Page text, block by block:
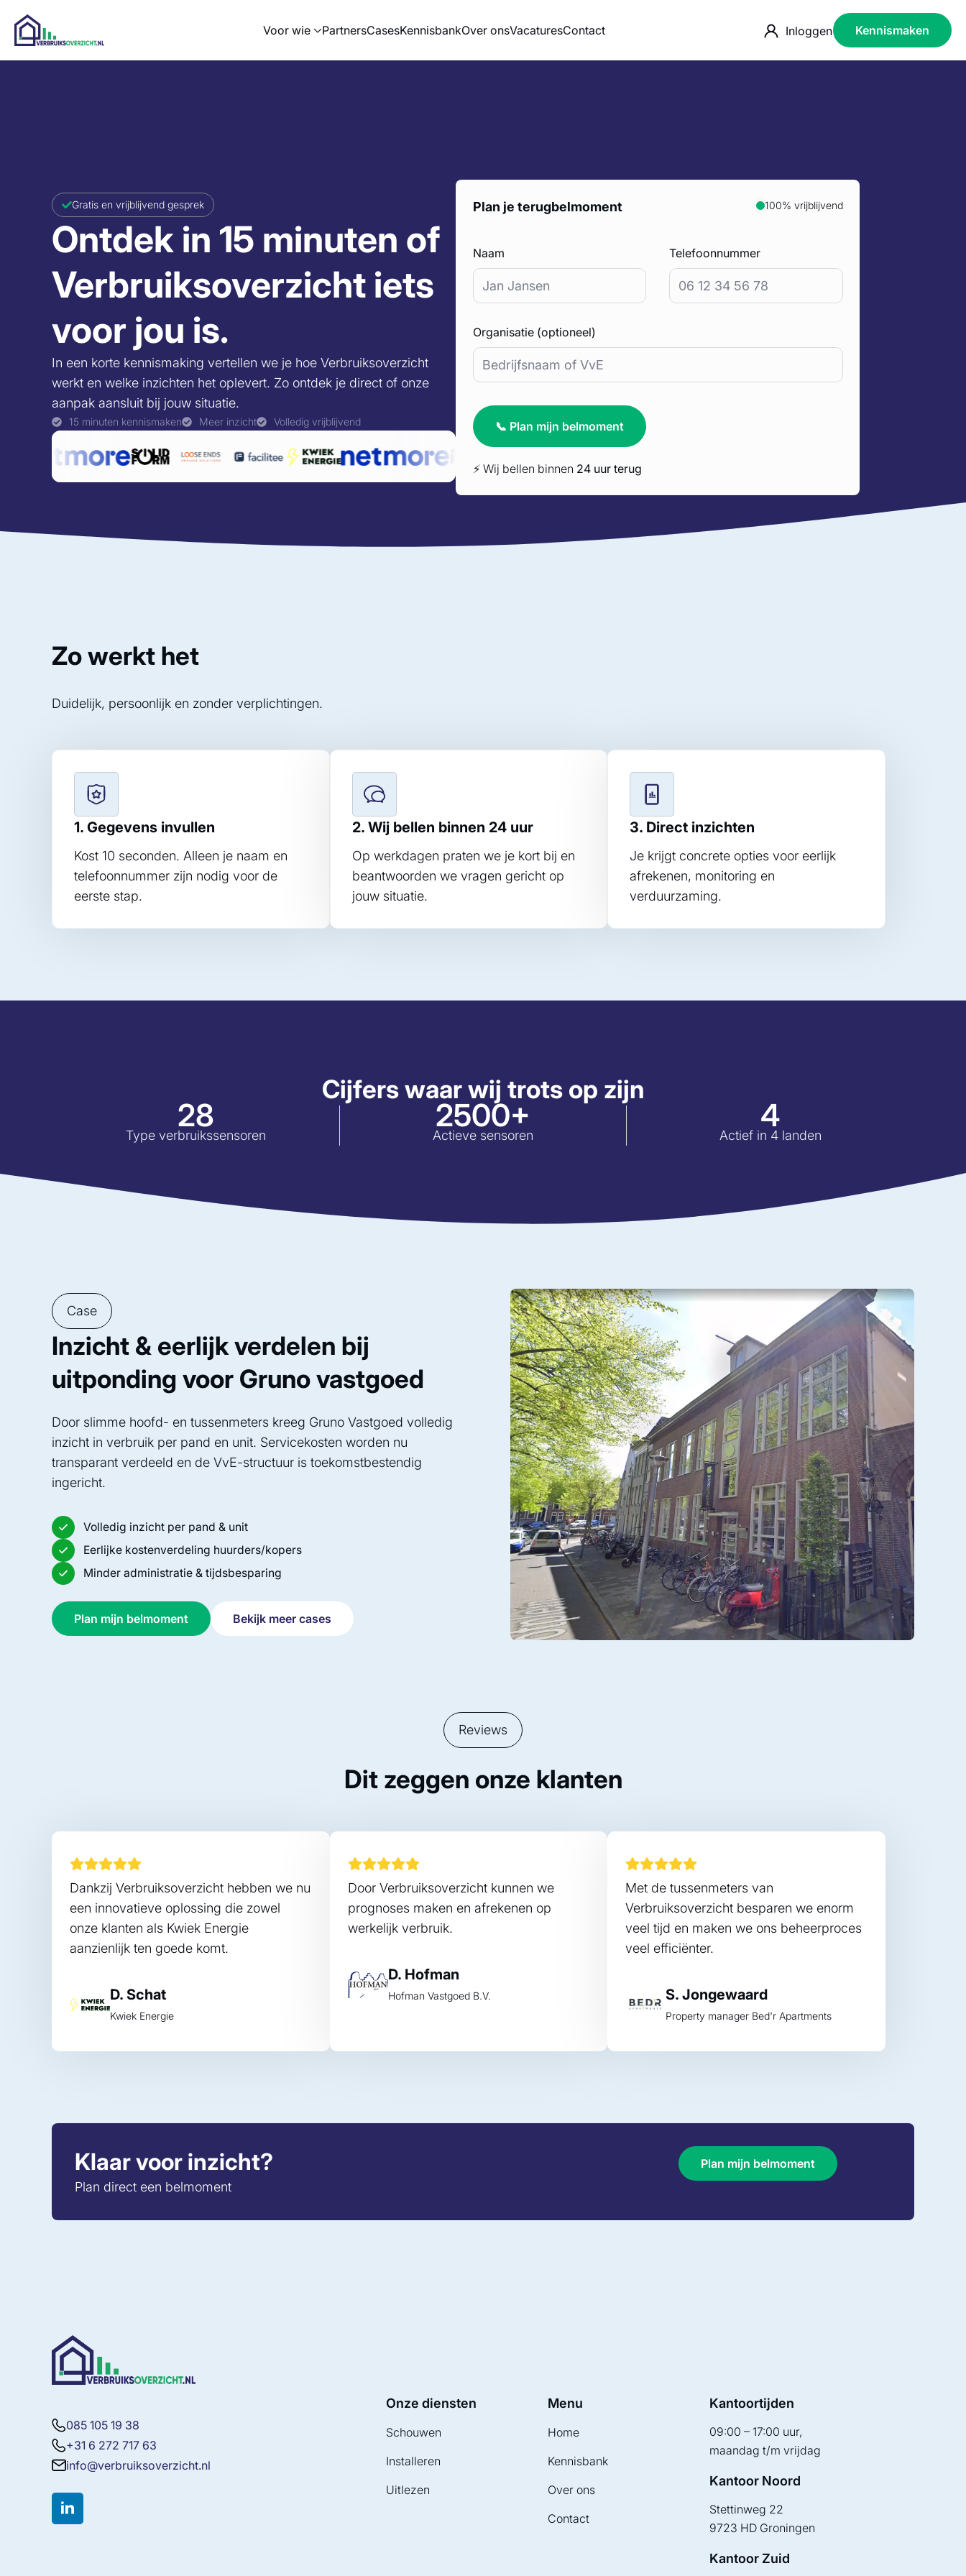
Voor wie PartnersCasesKennisbankOver onsVacaturesContact Inloggen Kennismaken
Gratis en vrijblijvend gesprek
Ontdek in 15 minuten of
Verbruiksoverzicht iets
voor jou is.
In een korte kennismaking vertellen we je hoe Verbruiksoverzicht
werkt en welke inzichten het oplevert. Zo ontdek je direct of onze
aanpak aansluit bij jouw situatie.
15 minuten kennismaken Meer inzicht Volledig vrijblijvend
Plan je terugbelmoment 100% vrijblijvend
Naam Telefoonnummer
Organisatie (optioneel)
📞 Plan mijn belmoment
⚡ Wij bellen binnen 24 uur terug
Zo werkt het
Duidelijk, persoonlijk en zonder verplichtingen.
1. Gegevens invullen
Kost 10 seconden. Alleen je naam en
telefoonnummer zijn nodig voor de
eerste stap.
2. Wij bellen binnen 24 uur
Op werkdagen praten we je kort bij en
beantwoorden we vragen gericht op
jouw situatie.
3. Direct inzichten
Je krijgt concrete opties voor eerlijk
afrekenen, monitoring en
verduurzaming.
Cijfers waar wij trots op zijn
28
Type verbruikssensoren
2500+
Actieve sensoren
4
Actief in 4 landen
Case
Inzicht & eerlijk verdelen bij
uitponding voor Gruno vastgoed
Door slimme hoofd- en tussenmeters kreeg Gruno Vastgoed volledig
inzicht in verbruik per pand en unit. Servicekosten worden nu
transparant verdeeld en de VvE-structuur is toekomstbestendig
ingericht.
Volledig inzicht per pand & unit
Eerlijke kostenverdeling huurders/kopers
Minder administratie & tijdsbesparing
Plan mijn belmoment Bekijk meer cases
Reviews
Dit zeggen onze klanten
Dankzij Verbruiksoverzicht hebben we nu
een innovatieve oplossing die zowel
onze klanten als Kwiek Energie
aanzienlijk ten goede komt.
D. Schat
Kwiek Energie
Door Verbruiksoverzicht kunnen we
prognoses maken en afrekenen op
werkelijk verbruik.
D. Hofman
Hofman Vastgoed B.V.
Met de tussenmeters van
Verbruiksoverzicht besparen we enorm
veel tijd en maken we ons beheerproces
veel efficiënter.
S. Jongewaard
Property manager Bed'r Apartments
Klaar voor inzicht?
Plan direct een belmoment
Plan mijn belmoment
085 105 19 38
+31 6 272 717 63
info@verbruiksoverzicht.nl
Onze diensten
Schouwen
Installeren
Uitlezen
Menu
Home
Kennisbank
Over ons
Contact
Kantoortijden
09:00 – 17:00 uur,
maandag t/m vrijdag
Kantoor Noord
Stettinweg 22
9723 HD Groningen
Kantoor Zuid